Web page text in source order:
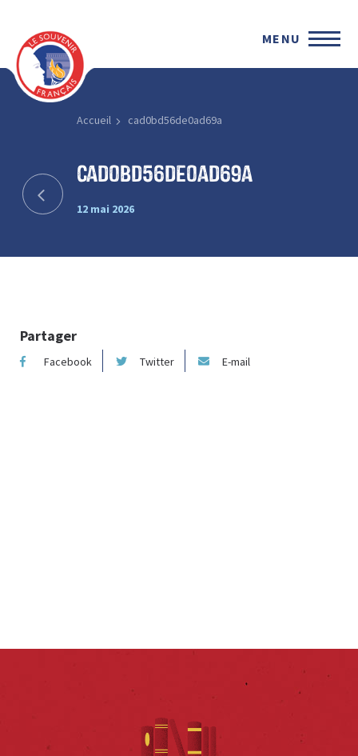
MENU
Accueil cad0bd56de0ad69a
cad0bd56de0ad69a
12 mai 2026
Partager
Facebook Twitter E-mail